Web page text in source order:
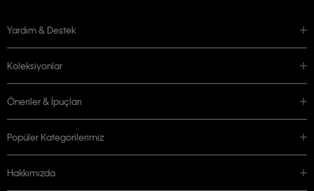
Yardım & Destek
Koleksiyonlar
Öneriler & İpuçları
Popüler Kategorilerimiz
Hakkımızda